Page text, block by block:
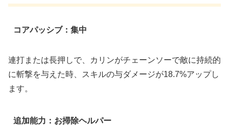
コアパッシブ：集中
連打または長押しで、カリンがチェーンソーで敵に持続的
に斬撃を与えた時、スキルの与ダメージが18.7%アップし
ます。
追加能力：お掃除ヘルパー